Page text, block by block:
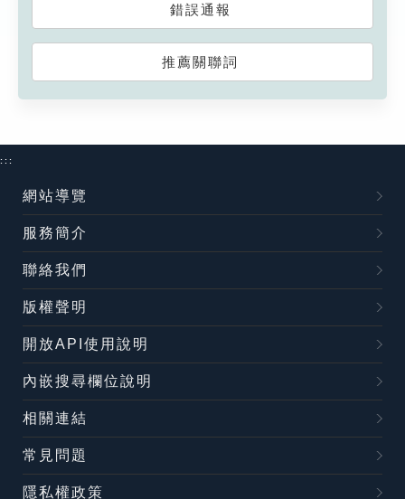
錯誤通報
推薦關聯詞
:::
網站導覽
服務簡介
聯絡我們
版權聲明
開放API使用說明
內嵌搜尋欄位說明
相關連結
常見問題
隱私權政策